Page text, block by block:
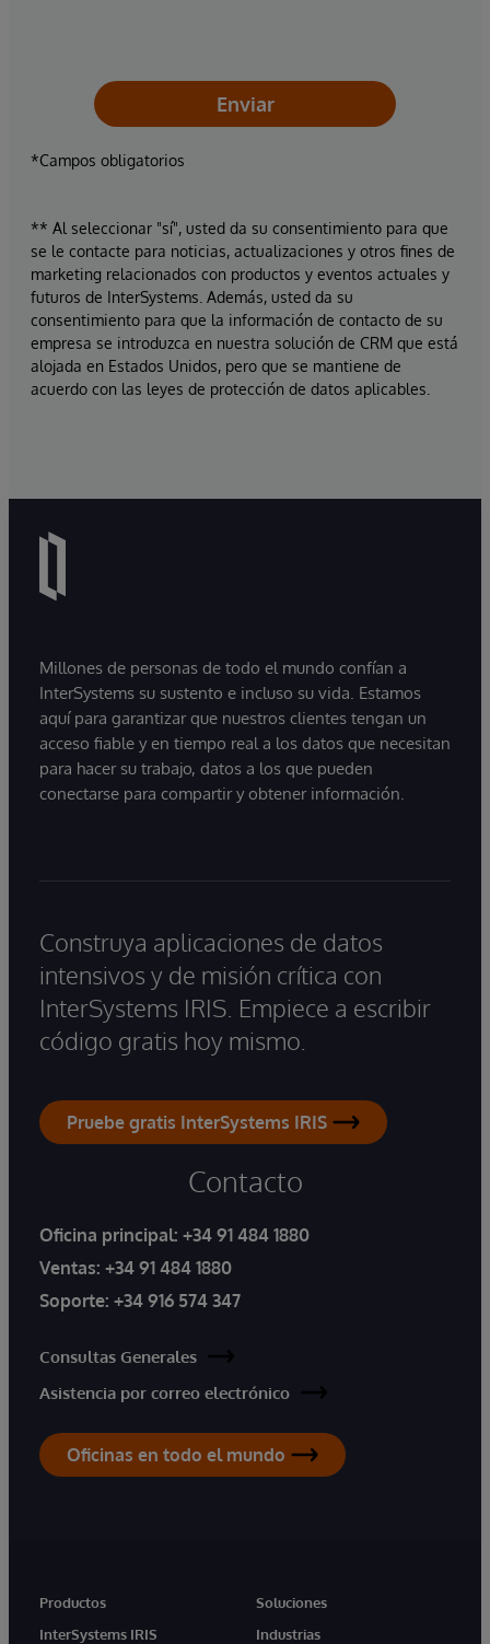
Enviar
*Campos obligatorios
** Al seleccionar "sí", usted da su consentimiento para que
se le contacte para noticias, actualizaciones y otros fines de
marketing relacionados con productos y eventos actuales y
futuros de InterSystems. Además, usted da su
consentimiento para que la información de contacto de su
empresa se introduzca en nuestra solución de CRM que está
alojada en Estados Unidos, pero que se mantiene de
acuerdo con las leyes de protección de datos aplicables.
Millones de personas de todo el mundo confían a
InterSystems su sustento e incluso su vida. Estamos
aquí para garantizar que nuestros clientes tengan un
acceso fiable y en tiempo real a los datos que necesitan
para hacer su trabajo, datos a los que pueden
conectarse para compartir y obtener información.
Construya aplicaciones de datos
intensivos y de misión crítica con
InterSystems IRIS. Empiece a escribir
código gratis hoy mismo.
Pruebe gratis InterSystems IRIS
Contacto
Oficina principal: +34 91 484 1880
Ventas: +34 91 484 1880
Soporte: +34 916 574 347
Consultas Generales
Asistencia por correo electrónico
Oficinas en todo el mundo
Productos
InterSystems IRIS
Soluciones
Industrias